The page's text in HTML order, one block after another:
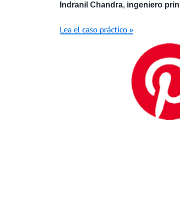
Indranil Chandra, ingeniero
Lea el caso práctico »